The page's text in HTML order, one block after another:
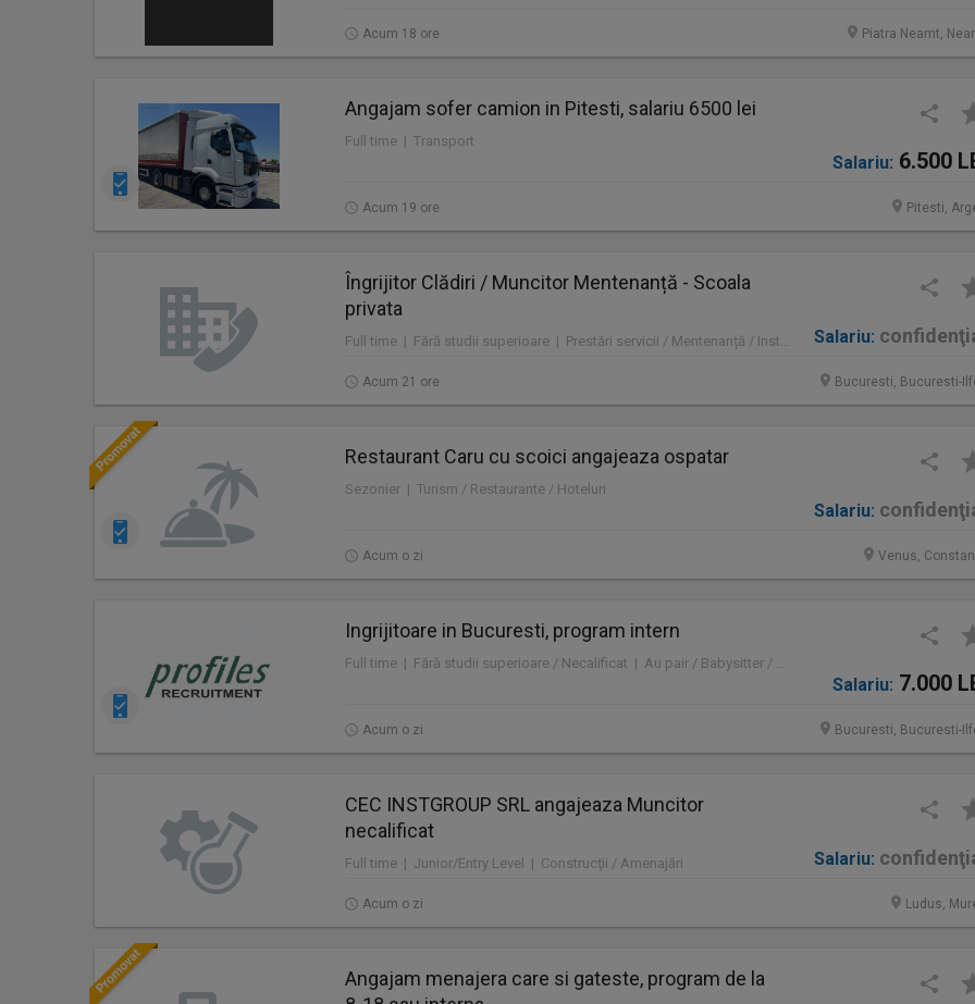
Acum 18 ore Piatra Neamt,
Angajam sofer camion in Pitesti, salariu 6500 lei
Full time | Transport
Salariu: 6.500
Acum 19 ore Pitesti,
Îngrijitor Clădiri / Muncitor Mentenanță - Scoala
privata
Full time | Fără studii superioare | Prestări servicii / Mentenanță / Instalații / Construcţii / Amenajări Salariu:
Acum 21 ore Bucuresti, Bucuresti-
Restaurant Caru cu scoici angajeaza ospatar
Sezonier | Turism / Restaurante / Hoteluri
Salariu:
Acum o zi Venus,
Ingrijitoare in Bucuresti, program intern
Full time | Fără studii superioare / Necalificat | Au pair / Babysitter / Curăţenie / Prestări servicii
Salariu: 7.000
Acum o zi Bucuresti, Bucuresti-
CEC INSTGROUP SRL angajeaza Muncitor
necalificat
Full time | Junior/Entry Level | Construcţii / Amenajări Salariu:
Acum o zi Ludus,
Angajam menajera care si gateste, program de la